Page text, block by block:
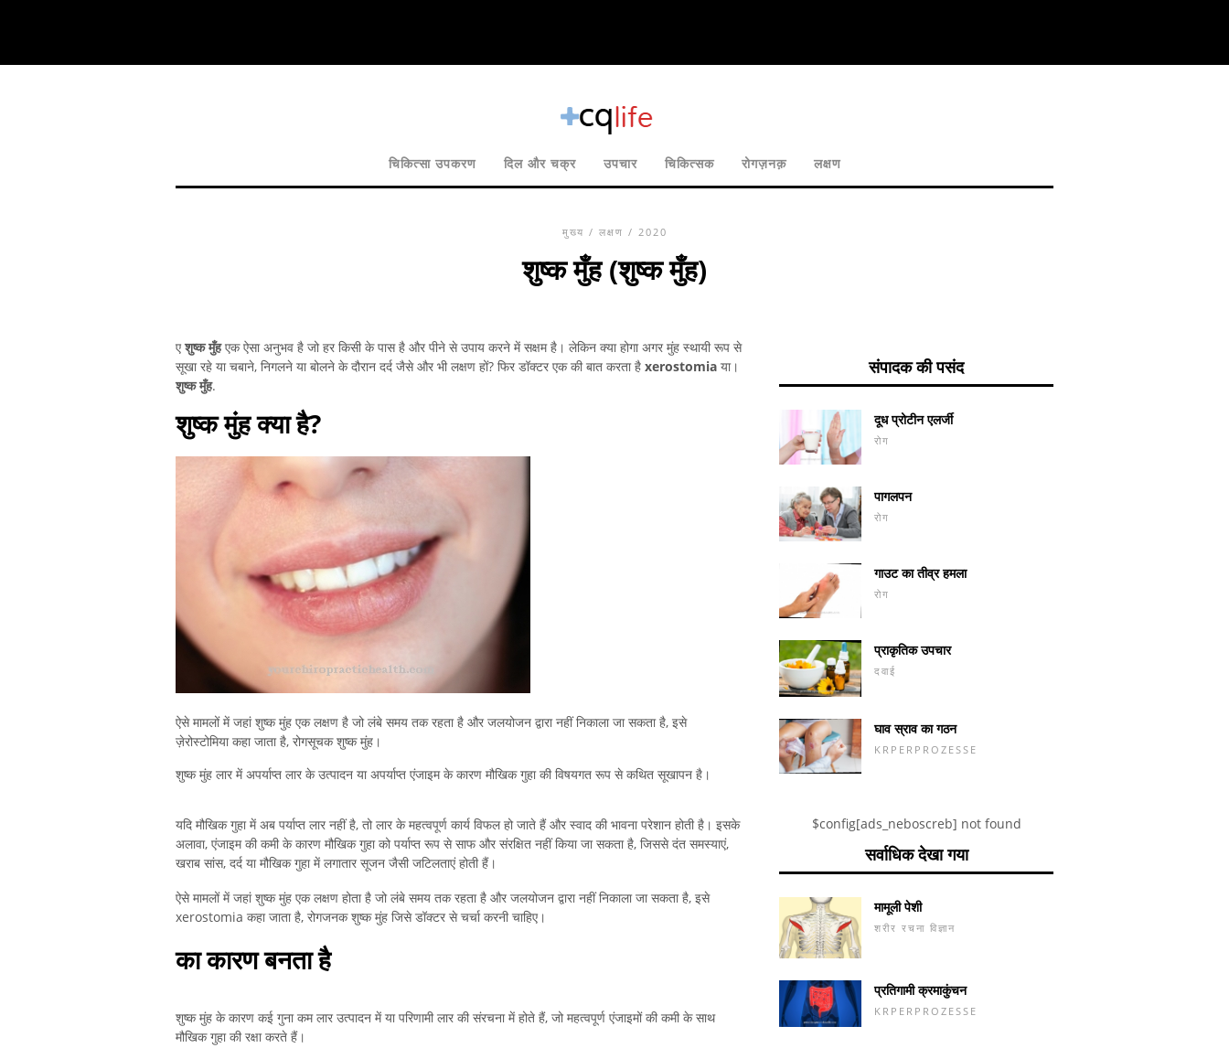
चिकित्सा उपकरण दिल और चक्र उपचार चिकित्सक रोगज़नक़ लक्षण
मुख्य / लक्षण / 2020
शुष्क मुँह (शुष्क मुँह)
एशुष्क मुँहएक ऐसा अनुभव है जो हर किसी के पास है और पीने से उपाय करने में सक्षम है। लेकिन क्या होगा अगर मुंह स्थायी रूप से
सूखा रहे या चबाने, निगलने या बोलने के दौरान दर्द जैसे और भी लक्षण हों? फिर डॉक्टर एक की बात करता है xerostomia या।
शुष्क मुँह.
शुष्क मुंह क्या है?
ऐसे मामलों में जहां शुष्क मुंह एक लक्षण है जो लंबे समय तक रहता है और जलयोजन द्वारा नहीं निकाला जा सकता है, इसे
ज़ेरोस्टोमिया कहा जाता है, रोगसूचक शुष्क मुंह।
शुष्क मुंह लार में अपर्याप्त लार के उत्पादन या अपर्याप्त एंजाइम के कारण मौखिक गुहा की विषयगत रूप से कथित सूखापन है।
यदि मौखिक गुहा में अब पर्याप्त लार नहीं है, तो लार के महत्वपूर्ण कार्य विफल हो जाते हैं और स्वाद की भावना परेशान होती है। इसके
अलावा, एंजाइम की कमी के कारण मौखिक गुहा को पर्याप्त रूप से साफ और संरक्षित नहीं किया जा सकता है, जिससे दंत समस्याएं,
खराब सांस, दर्द या मौखिक गुहा में लगातार सूजन जैसी जटिलताएं होती हैं।
ऐसे मामलों में जहां शुष्क मुंह एक लक्षण होता है जो लंबे समय तक रहता है और जलयोजन द्वारा नहीं निकाला जा सकता है, इसे
xerostomia कहा जाता है, रोगजनक शुष्क मुंह जिसे डॉक्टर से चर्चा करनी चाहिए।
का कारण बनता है
शुष्क मुंह के कारण कई गुना कम लार उत्पादन में या परिणामी लार की संरचना में होते हैं, जो महत्वपूर्ण एंजाइमों की कमी के साथ
मौखिक गुहा की रक्षा करते हैं।
संपादक की पसंद
दूध प्रोटीन एलर्जी
रोग
पागलपन
रोग
गाउट का तीव्र हमला
रोग
प्राकृतिक उपचार
दवाई
घाव स्राव का गठन
KRPERPROZESSE
$config[ads_neboscreb] not found
सर्वाधिक देखा गया
मामूली पेशी
शरीर रचना विज्ञान
प्रतिगामी क्रमाकुंचन
KRPERPROZESSE